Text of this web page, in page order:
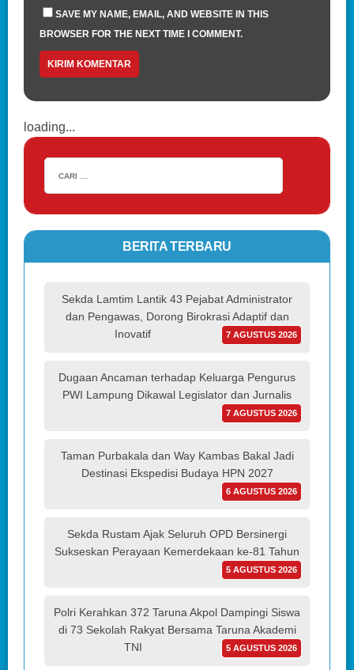
SAVE MY NAME, EMAIL, AND WEBSITE IN THIS
BROWSER FOR THE NEXT TIME I COMMENT.
loading...
BERITA TERBARU
Sekda Lamtim Lantik 43 Pejabat Administrator
dan Pengawas, Dorong Birokrasi Adaptif dan
Inovatif
7 AGUSTUS 2026
Dugaan Ancaman terhadap Keluarga Pengurus
PWI Lampung Dikawal Legislator dan Jurnalis
7 AGUSTUS 2026
Taman Purbakala dan Way Kambas Bakal Jadi
Destinasi Ekspedisi Budaya HPN 2027
6 AGUSTUS 2026
Sekda Rustam Ajak Seluruh OPD Bersinergi
Sukseskan Perayaan Kemerdekaan ke-81 Tahun
5 AGUSTUS 2026
Polri Kerahkan 372 Taruna Akpol Dampingi Siswa
di 73 Sekolah Rakyat Bersama Taruna Akademi
TNI
5 AGUSTUS 2026